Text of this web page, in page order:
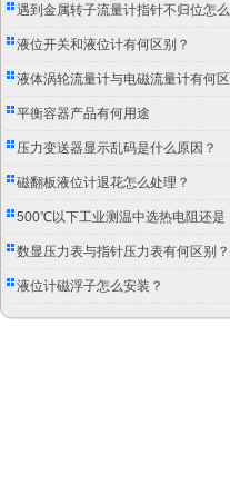
怎么办？
遇到金属转子流量计指针不归位怎么
办？
液位开关和液位计有何区别？
液体涡轮流量计与电磁流量计有何区
别？
平衡容器产品有何用途
压力变送器显示乱码是什么原因？
磁翻板液位计退花怎么处理？
500℃以下工业测温中选热电阻还是
双金属温度计？
数显压力表与指针压力表有何区别？
液位计磁浮子怎么安装？